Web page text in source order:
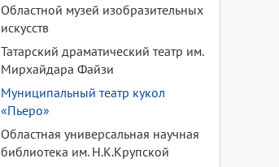
Областной музей изобразительных
искусств
Татарский драматический театр им.
Мирхайдара Файзи
Муниципальный театр кукол
«Пьеро»
Областная универсальная научная
библиотека им. Н.К.Крупской